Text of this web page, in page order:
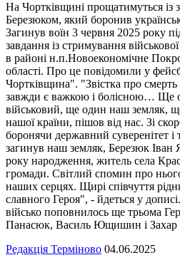
На Чортківщині прощатимуться із
Березюком, який боронив
Загинув воїн 3 червня 2025 року
завдання із стримування військової
в районі н.п.Новоекономічне
області. Про це повідомили у
Чортківщина". "Звістка про смерть
завжди є важкою і болісною… Ще
військовий, ще один наш земляк,
нашої країни, пішов від нас. Зі
боронячи державний суверенітет і
загинув наш земляк, Березюк Іван
року народження, житель села
громади. Світлий спомин про
наших серцях. Щирі співчуття
славного Героя", - йдеться у
військо поповнилось ще трьома
Панасюк, Василь Ющишин і Захар
Редакція Терміново 04.06.2025